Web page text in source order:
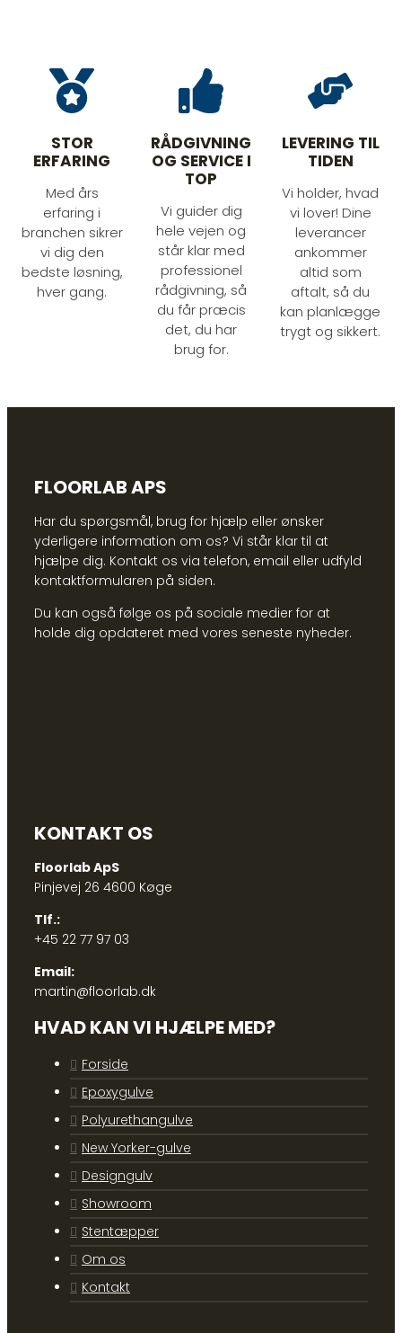
STOR
ERFARING
Med års
erfaring i
branchen sikrer
vi dig den
bedste løsning,
hver gang.
RÅDGIVNING
OG SERVICE I
TOP
Vi guider dig
hele vejen og
står klar med
professionel
rådgivning, så
du får præcis
det, du har
brug for.
LEVERING TIL
TIDEN
Vi holder, hvad
vi lover! Dine
leverancer
ankommer
altid som
aftalt, så du
kan planlægge
trygt og sikkert.
FLOORLAB APS
Har du spørgsmål, brug for hjælp eller ønsker
yderligere information om os? Vi står klar til at
hjælpe dig. Kontakt os via telefon, email eller udfyld
kontaktformularen på siden.
Du kan også følge os på sociale medier for at
holde dig opdateret med vores seneste nyheder.
KONTAKT OS
Floorlab ApS
Pinjevej 26 4600 Køge
Tlf.:
+45 22 77 97 03
Email:
martin@floorlab.dk
HVAD KAN VI HJÆLPE MED?
Forside
Epoxygulve
Polyurethangulve
New Yorker-gulve
Designgulv
Showroom
Stentæpper
Om os
Kontakt